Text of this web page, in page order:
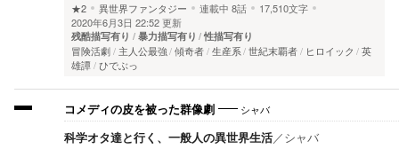
★2
異世界ファンタジー 連載中 8話
17,510文字
2020年6月3日 22:52 更新
残酷描写有り 暴力描写有り 性描写有り
冒険活劇 主人公最強 傾奇者 生産系 世紀末覇者 ヒロイック
英
雄譚 ひでぶっ
コメディの皮を被った群像劇 シャバ
科学オタ達と行く、一般人の異世界生活／シャバ